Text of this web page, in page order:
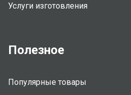
Услуги изготовления
Полезное
Популярные товары